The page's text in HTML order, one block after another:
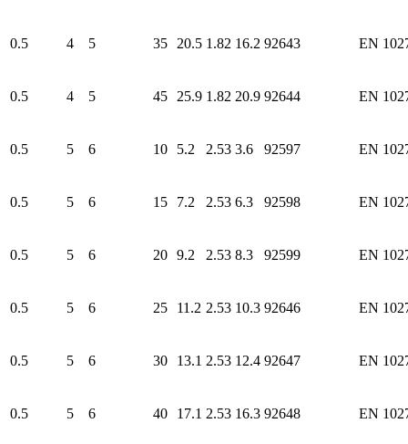
0.5 4 5 35 20.5 1.82 16.2 92643 EN
0.5 4 5 45 25.9 1.82 20.9 92644 EN
0.5 5 6 10 5.2 2.53 3.6 92597 EN
0.5 5 6 15 7.2 2.53 6.3 92598 EN
0.5 5 6 20 9.2 2.53 8.3 92599 EN
0.5 5 6 25 11.2 2.53 10.3 92646 EN
0.5 5 6 30 13.1 2.53 12.4 92647 EN
0.5 5 6 40 17.1 2.53 16.3 92648 EN